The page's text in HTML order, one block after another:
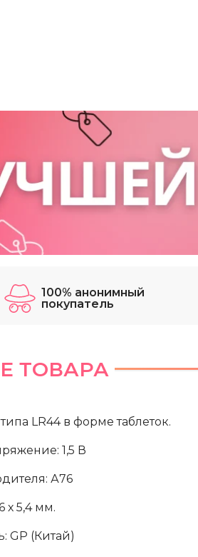
100% анонимный
покупатель
ТОВАРА
LR44 в форме таблеток.
1,5 В
А76
х 5,4 мм.
GP (Китай)